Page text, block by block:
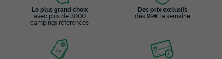
Le plus grand choix
avec plus de 3000
campings référencés
Des prix exclusifs
dès 99€ la semaine